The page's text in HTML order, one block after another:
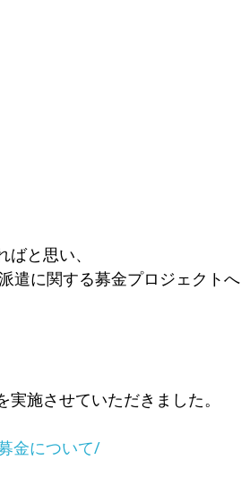
と思い、
遣に関する募金プロジェクトへ
施させていただきました。
金について/